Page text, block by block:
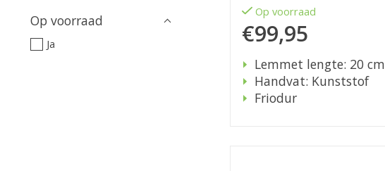
Op voorraad
Ja
Op voorraad
€99,95
Lemmet lengte: 20 cm
Handvat: Kunststof
Friodur